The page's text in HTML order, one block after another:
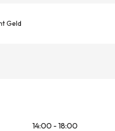
Geld
14:00 - 18:00